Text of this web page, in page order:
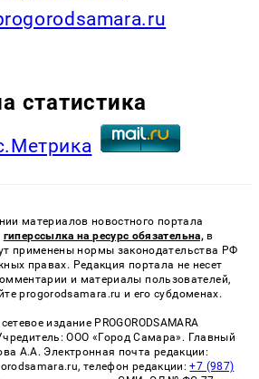
статистика
материалов новостного портала
гиперссылка на ресурс обязательна, в
применены нормы законодательства РФ
правах. Редакция портала не несет
и материалы пользователей,
progorodsamara.ru и его субдоменах.
издание PROGORODSAMARA
ООО «Город Самара». Главный
А.А. Электронная почта редакции:
телефон редакции:+7 (987)